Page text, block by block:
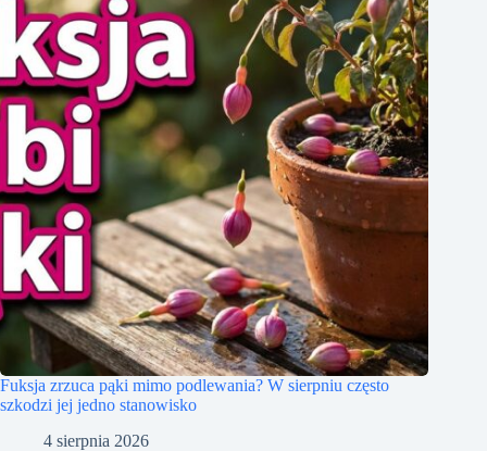
Fuksja zrzuca pąki mimo podlewania? W sierpniu często
szkodzi jej jedno stanowisko
4 sierpnia 2026